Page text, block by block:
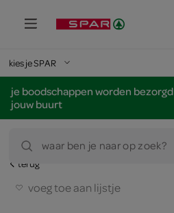
kies je SPAR
je boodschappen worden bezorgd
jouw buurt
waar ben je naar op zoek?
terug
voeg toe aan lijstje